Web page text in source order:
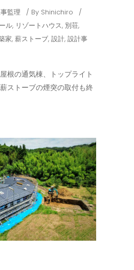
監理 By Shinichiro
ル, リゾートハウス, 別荘,
家, 薪ストーブ, 設計, 設計事
根の通気棟、トップライト
ストーブの煙突の取付も終